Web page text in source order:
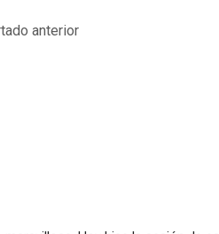
anterior